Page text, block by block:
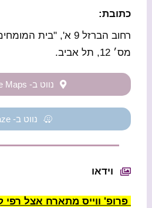
כתובת:
מס׳ 12, תל אביב.
נווט ב- Google Maps
נווט ב- Waze
וידאו
פרופ' ווייס מתארח אצל רפי